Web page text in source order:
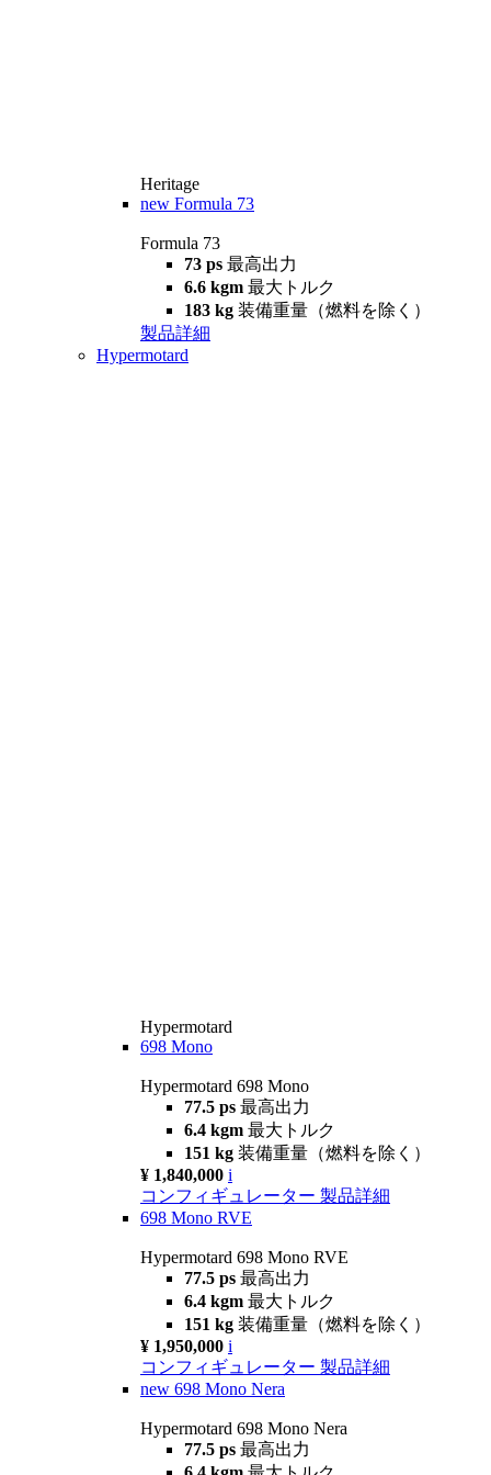
Heritage
new Formula 73
Formula 73
73 ps 最高出力
6.6 kgm 最大トルク
183 kg 装備重量（燃料を除く）
製品詳細
Hypermotard
Hypermotard
698 Mono
Hypermotard 698 Mono
77.5 ps 最高出力
6.4 kgm 最大トルク
151 kg 装備重量（燃料を除く）
¥ 1,840,000 i
コンフィギュレーター 製品詳細
698 Mono RVE
Hypermotard 698 Mono RVE
77.5 ps 最高出力
6.4 kgm 最大トルク
151 kg 装備重量（燃料を除く）
¥ 1,950,000 i
コンフィギュレーター 製品詳細
new 698 Mono Nera
Hypermotard 698 Mono Nera
77.5 ps 最高出力